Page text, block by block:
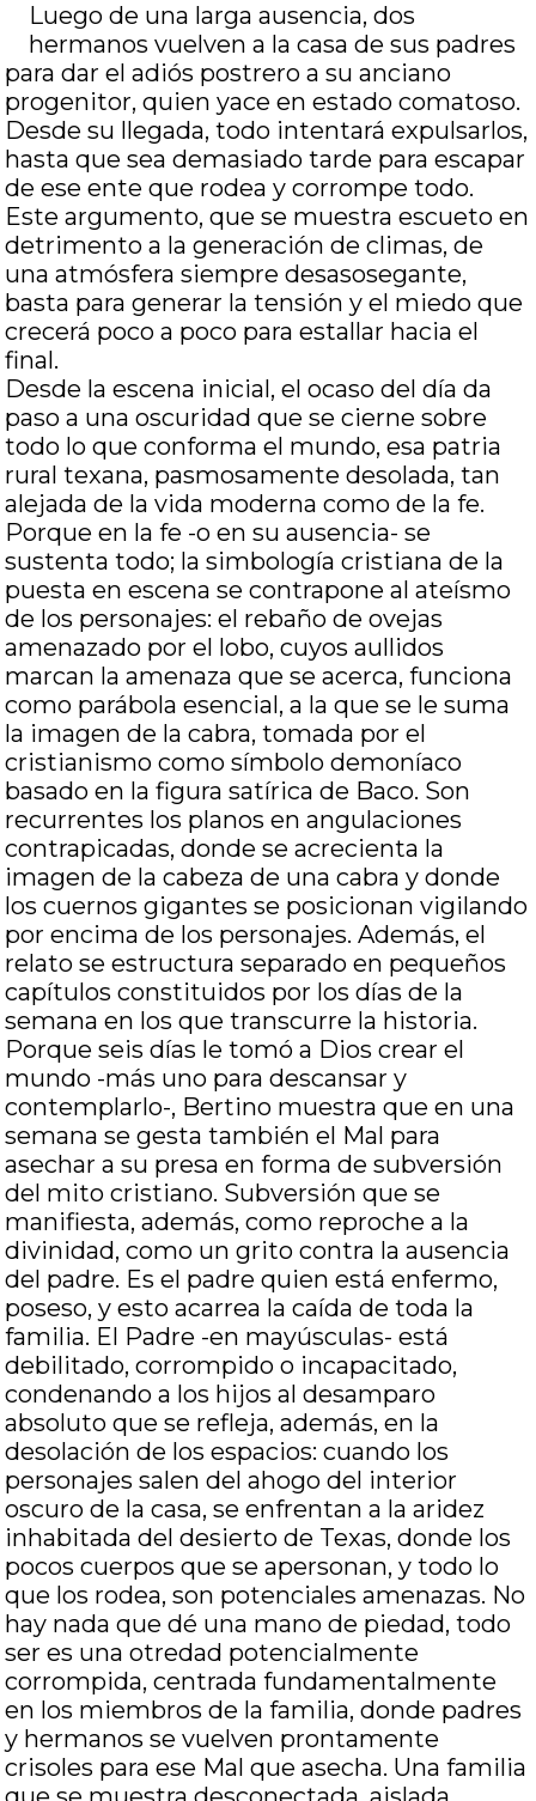
Luego de una larga ausencia, dos
hermanos vuelven a la casa de sus padres
para dar el adiós postrero a su anciano
progenitor, quien yace en estado comatoso.
Desde su llegada, todo intentará expulsarlos,
hasta que sea demasiado tarde para escapar
de ese ente que rodea y corrompe todo.
Este argumento, que se muestra escueto en
detrimento a la generación de climas, de
una atmósfera siempre desasosegante,
basta para generar la tensión y el miedo que
crecerá poco a poco para estallar hacia el
final.
Desde la escena inicial, el ocaso del día da
paso a una oscuridad que se cierne sobre
todo lo que conforma el mundo, esa patria
rural texana, pasmosamente desolada, tan
alejada de la vida moderna como de la fe.
Porque en la fe -o en su ausencia- se
sustenta todo; la simbología cristiana de la
puesta en escena se contrapone al ateísmo
de los personajes: el rebaño de ovejas
amenazado por el lobo, cuyos aullidos
marcan la amenaza que se acerca, funciona
como parábola esencial, a la que se le suma
la imagen de la cabra, tomada por el
cristianismo como símbolo demoníaco
basado en la figura satírica de Baco. Son
recurrentes los planos en angulaciones
contrapicadas, donde se acrecienta la
imagen de la cabeza de una cabra y donde
los cuernos gigantes se posicionan vigilando
por encima de los personajes. Además, el
relato se estructura separado en pequeños
capítulos constituidos por los días de la
semana en los que transcurre la historia.
Porque seis días le tomó a Dios crear el
mundo -más uno para descansar y
contemplarlo-, Bertino muestra que en una
semana se gesta también el Mal para
asechar a su presa en forma de subversión
del mito cristiano. Subversión que se
manifiesta, además, como reproche a la
divinidad, como un grito contra la ausencia
del padre. Es el padre quien está enfermo,
poseso, y esto acarrea la caída de toda la
familia. El Padre -en mayúsculas- está
debilitado, corrompido o incapacitado,
condenando a los hijos al desamparo
absoluto que se refleja, además, en la
desolación de los espacios: cuando los
personajes salen del ahogo del interior
oscuro de la casa, se enfrentan a la aridez
inhabitada del desierto de Texas, donde los
pocos cuerpos que se apersonan, y todo lo
que los rodea, son potenciales amenazas. No
hay nada que dé una mano de piedad, todo
ser es una otredad potencialmente
corrompida, centrada fundamentalmente
en los miembros de la familia, donde padres
y hermanos se vuelven prontamente
crisoles para ese Mal que asecha. Una familia